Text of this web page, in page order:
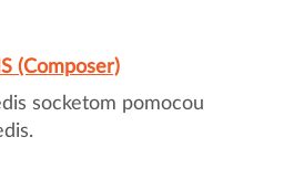
(Composer)
socketom pomocou